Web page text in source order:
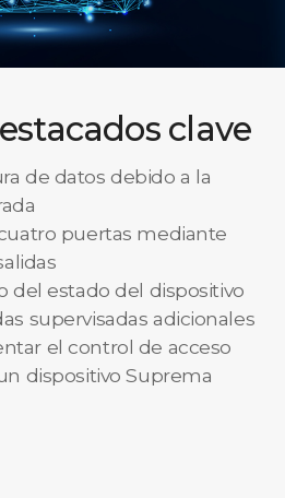
clave
de datos debido a la
puertas mediante
del estado del dispositivo
supervisadas adicionales
el control de acceso
dispositivo Suprema